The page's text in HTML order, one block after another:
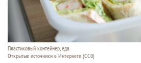
Пластиковый контейнер, еда.
Открытые источники в Интернете (СС0)